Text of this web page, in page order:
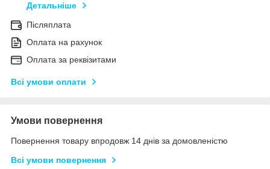
Детальніше
Післяплата
Оплата на рахунок
Оплата за реквізитами
Всі умови оплати
Умови повернення
Повернення товару впродовж 14 днів за домовленістю
Всі умови повернення